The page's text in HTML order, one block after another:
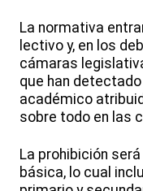
La normativa
lectivo y, en los
cámaras
que han
académico
sobre todo en las
La prohibición
básica, lo cual